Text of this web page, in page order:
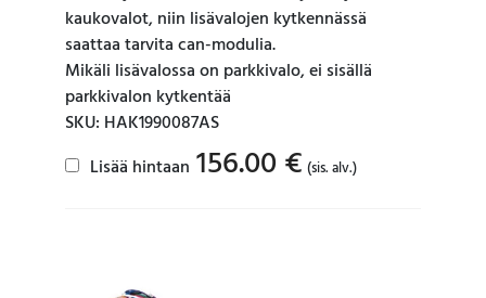
kaukovalot, niin lisävalojen kytkennässä
saattaa tarvita can-modulia.
Mikäli lisävalossa on parkkivalo, ei sisällä
parkkivalon kytkentää
SKU: HAK1990087AS
Lisää hintaan 156.00 € (sis. alv.)